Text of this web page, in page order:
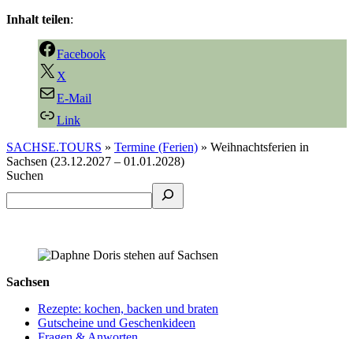
Inhalt teilen:
Facebook
X
E-Mail
Link
SACHSE.TOURS » Termine (Ferien) » Weihnachtsferien in
Sachsen (23.12.2027 – 01.01.2028)
Suchen
Sachsen
Rezepte: kochen, backen und braten
Gutscheine und Geschenkideen